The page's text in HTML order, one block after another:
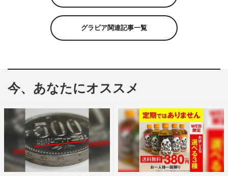
グラビア関連記事一覧
今、あなたにオススメ